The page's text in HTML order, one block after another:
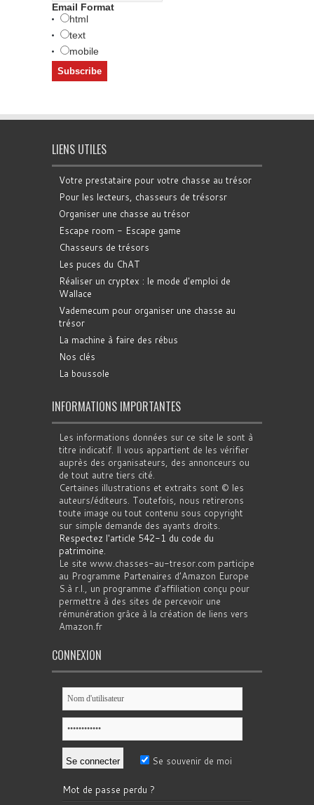
Email Format
html
text
mobile
LIENS UTILES
Votre prestataire pour votre chasse au trésor
Pour les lecteurs, chasseurs de trésorsr
Organiser une chasse au trésor
Escape room - Escape game
Chasseurs de trésors
Les puces du ChAT
Réaliser un cryptex : le mode d'emploi de
Wallace
Vademecum pour organiser une chasse au
trésor
La machine à faire des rébus
Nos clés
La boussole
INFORMATIONS IMPORTANTES
Les informations données sur ce site le sont à
titre indicatif. Il vous appartient de les vérifier
auprès des organisateurs, des annonceurs ou
de tout autre tiers cité.
Certaines illustrations et extraits sont © les
auteurs/éditeurs. Toutefois, nous retirerons
toute image ou tout contenu sous copyright
sur simple demande des ayants droits.
Respectez l'article 542-1 du code du
patrimoine.
Le site www.chasses-au-tresor.com participe
au Programme Partenaires d’Amazon Europe
S.à r.l., un programme d’affiliation conçu pour
permettre à des sites de percevoir une
rémunération grâce à la création de liens vers
Amazon.fr
CONNEXION
Se souvenir de moi
Mot de passe perdu ?